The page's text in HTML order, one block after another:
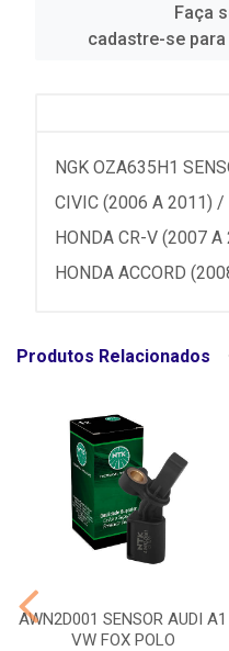
Faça
cadastre-se
NGK OZA635H1
CIVIC (2006 A 2011) /
HONDA CR-V (2007
HONDA ACCORD
Produtos Relacionados
AWN2D001 SENSOR AUDI A1
VW FOX POLO